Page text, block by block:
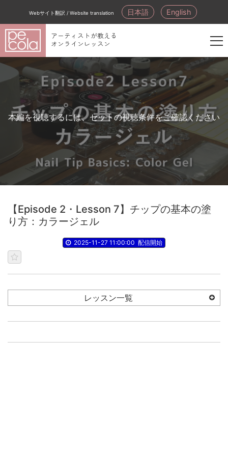
Webサイト翻訳 / Website translation 日本語 English
アーティストが教える
オンラインレッスン
新
員
登
録
本編を視聴するには、セットの視聴条件をご確認ください
【Episode 2・Lesson 7】チップの基本の塗
り方：カラージェル
2025-11-27 11:00:00 配信開始
レッスン一覧